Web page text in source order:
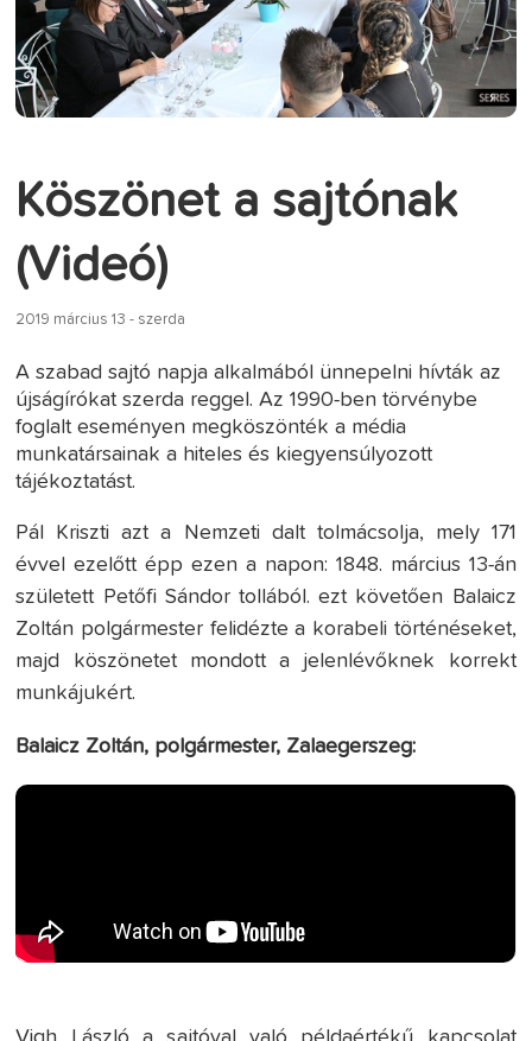
Köszönet a sajtónak
(Videó)
2019 március 13 - szerda
A szabad sajtó napja alkalmából ünnepelni hívták az
újságírókat szerda reggel. Az 1990-ben törvénybe
foglalt eseményen megköszönték a média
munkatársainak a hiteles és kiegyensúlyozott
tájékoztatást.
Pál Kriszti azt a Nemzeti dalt tolmácsolja, mely 171
évvel ezelőtt épp ezen a napon: 1848. március 13-án
született Petőfi Sándor tollából. ezt követően Balaicz
Zoltán polgármester felidézte a korabeli történéseket,
majd köszönetet mondott a jelenlévőknek korrekt
munkájukért.
Balaicz Zoltán, polgármester, Zalaegerszeg: